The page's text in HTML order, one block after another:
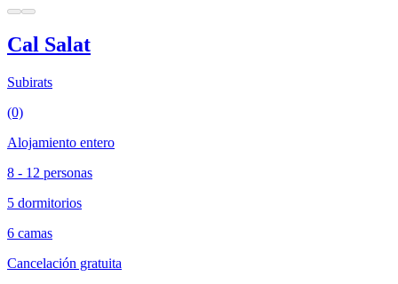
Cal Salat
Subirats
(0)
Alojamiento entero
8 - 12 personas
5 dormitorios
6 camas
Cancelación gratuita